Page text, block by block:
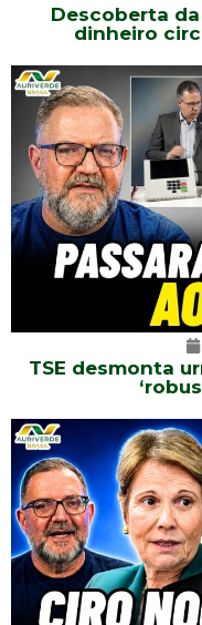
Descoberta
dinheiro
TSE desmonta